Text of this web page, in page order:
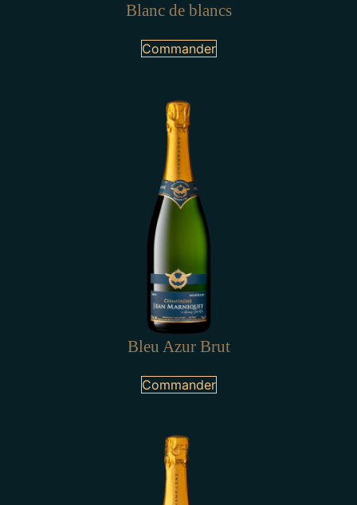
Blanc de blancs
Commander
Bleu Azur Brut
Commander